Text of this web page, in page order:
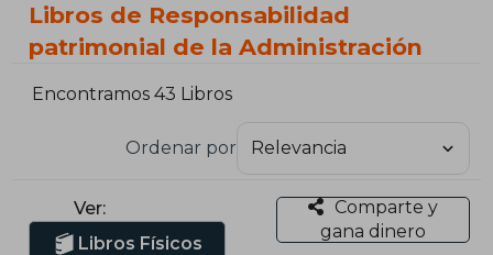
Libros de Responsabilidad
patrimonial de la Administración
Encontramos 43 Libros
Ordenar por
Ver:
Libros Físicos
Comparte y
gana dinero